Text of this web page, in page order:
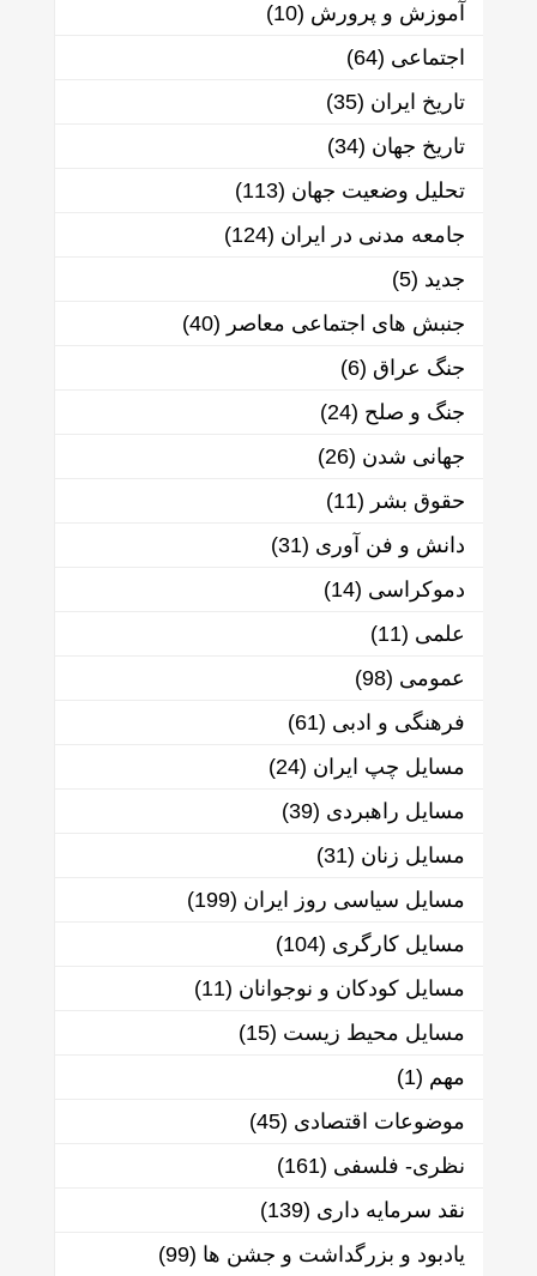
آموزش و پرورش (10)
اجتماعی (64)
تاریخ ایران (35)
تاریخ جهان (34)
تحلیل وضعیت جهان (113)
جامعه مدنی در ایران (124)
جدید (5)
جنبش های اجتماعی معاصر (40)
جنگ عراق (6)
جنگ و صلح (24)
جهانی شدن (26)
حقوق بشر (11)
دانش و فن آوری (31)
دموکراسی (14)
علمی (11)
عمومی (98)
فرهنگی و ادبی (61)
مسایل چپ ایران (24)
مسایل راهبردی (39)
مسایل زنان (31)
مسایل سیاسی روز ایران (199)
مسایل کارگری (104)
مسایل کودکان و نوجوانان (11)
مسایل محیط زیست (15)
مهم (1)
موضوعات اقتصادی (45)
نظری- فلسفی (161)
نقد سرمایه داری (139)
یادبود و بزرگداشت و جشن ها (99)